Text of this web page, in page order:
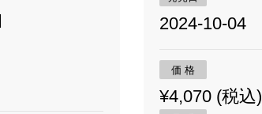
2024-10-04
価 格
¥4,070 (税込)